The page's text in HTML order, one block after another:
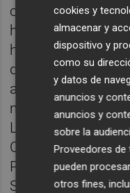
contra la
había logrado
había pasado a
que
alrededor de su
mitología
La literatura nazi
Chile, y aparece
Patagonia de
Sands jamás se
cookies y
almacenar y
dispositivo y
como su
y datos de
anuncios y
anuncios y
sobre la
Proveedores
pueden
otros fines,